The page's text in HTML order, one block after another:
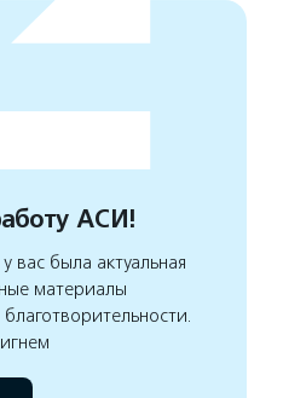
АСИ!
была актуальная
материалы